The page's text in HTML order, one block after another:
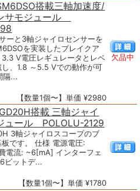
搭載三軸加速度/
サモジュール
ーと3軸ジャイロセンサーを
を実装したブレイクア
3.3 V電圧レギュレータとレベ
し、1.8 ～5.5 Vでの動作が可
隔...
【数量1個〜】単価 ¥2980
欠品中
搭載 三軸ジャイ
ュール POLOLU-2129
3軸ジャイロスコープのブ
です。 仕様 電源電圧:
電流: ~6[mA] インターフェ
ビットデ...
【数量1個〜】単価 ¥1780